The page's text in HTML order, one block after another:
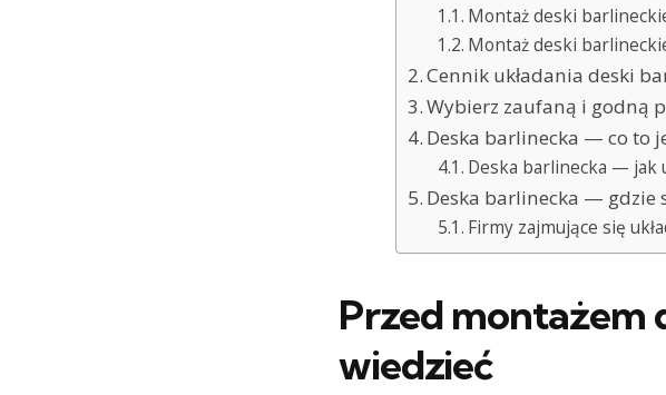
Montaż deski
Montaż deski
Cennik układania deski
Wybierz zaufaną i godną
Deska barlinecka — co to
Deska barlinecka — jak
Deska barlinecka — gdzie
Firmy zajmujące się
Przed montażem
wiedzieć